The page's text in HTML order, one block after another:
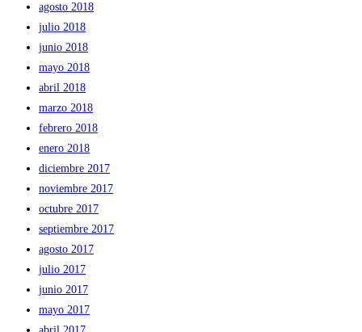
agosto 2018
julio 2018
junio 2018
mayo 2018
abril 2018
marzo 2018
febrero 2018
enero 2018
diciembre 2017
noviembre 2017
octubre 2017
septiembre 2017
agosto 2017
julio 2017
junio 2017
mayo 2017